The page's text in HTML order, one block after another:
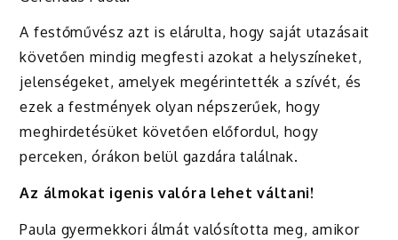
A festőművész azt is elárulta, hogy saját utazásait
követően mindig megfesti azokat a helyszíneket,
jelenségeket, amelyek megérintették a szívét, és
ezek a festmények olyan népszerűek, hogy
meghirdetésüket követően előfordul, hogy
perceken, órákon belül gazdára találnak.
Az álmokat igenis valóra lehet váltani!
Paula gyermekkori álmát valósította meg, amikor